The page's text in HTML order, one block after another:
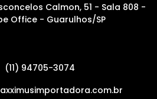
Calmon, 51 - Sala 808 -
Office - Guarulhos/SP
(11) 94705-3074